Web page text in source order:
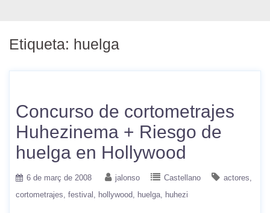
Etiqueta: huelga
Concurso de cortometrajes
Huhezinema + Riesgo de
huelga en Hollywood
6 de març de 2008 jalonso Castellano
actores
cortometrajes festival hollywood huelga huhezi